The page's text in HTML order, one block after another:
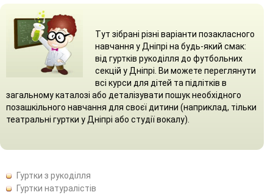
Тут зібрані різні варіанти позакласного
навчання у Дніпрі на будь-який смак:
від гуртків рукоділля до футбольних
секцій у Дніпрі. Ви можете переглянути
всі курси для дітей та підлітків в
загальному каталозі або деталізувати пошук необхідного
позашкільного навчання для своєї дитини (наприклад, тільки
театральні гуртки у Дніпрі або студії вокалу).
Гуртки з рукоділля
Гуртки натуралістів